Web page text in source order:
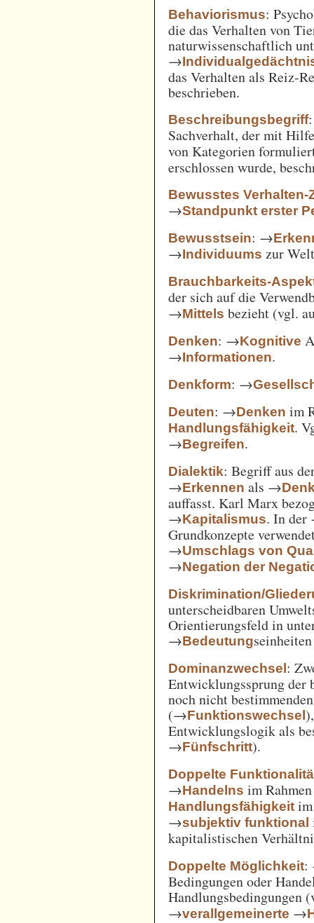
Behaviorismus:
die das Verhalten von
naturwissenschaftlich
→
das Verhalten als Reiz-
beschrieben.
Beschreibungsbegriff
Sachverhalt, der mit
von Kategorien
erschlossen wurde,
Bewusstes Verhalten-
→Standpunkt erster
Bewusstsein: →
→Individuums zur
Brauchbarkeits-
der sich auf die
→Mittels bezieht (vgl.
Denken: →Kognitive
→Informationen.
Denkform: →
Deuten: →Denken im
Handlungsfähigkeit.
→Begreifen.
Dialektik: Begriff aus
→Erkennen als →
auffasst. Karl Marx
→Kapitalismus. In
Grundkonzepte
→Umschlags von
→Negation der
Diskrimination/
unterscheidbaren
Orientierungsfeld in
→Bedeutung
Dominanzwechsel:
Entwicklungssprung der
noch nicht
(→Funktionswechsel
Entwicklungslogik als
→Fünfschritt).
Doppelte
→Handelns im
Handlungsfähigkeit
→subjektiv funktional
kapitalistischen
Doppelte Möglichkeit:
Bedingungen oder
Handlungsbedingungen
→verallgemeinerte →